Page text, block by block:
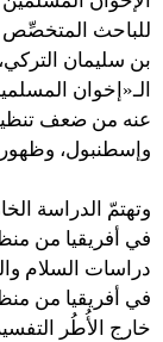
للباحث المتخصِّص
بن سليمان
عنه من ضعف
وإسطنبول، وظهور
وتهتمّ الدراسة
في أفريقيا من
دراسات السلام
في أفريقيا من
خارج الأُطُر